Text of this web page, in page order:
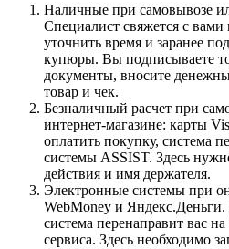
Наличные при самовывозе
Специалист свяжется с вами
уточнить время и заранее
купюры. Вы подписываете
документы, вносите
товар и чек.
Безналичный расчет при
интернет-магазине: карты
оплатить покупку, система
системы ASSIST. Здесь
действия и имя держателя.
Электронные системы при
WebMoney и
система перенаправит вас
сервиса. Здесь необходимо